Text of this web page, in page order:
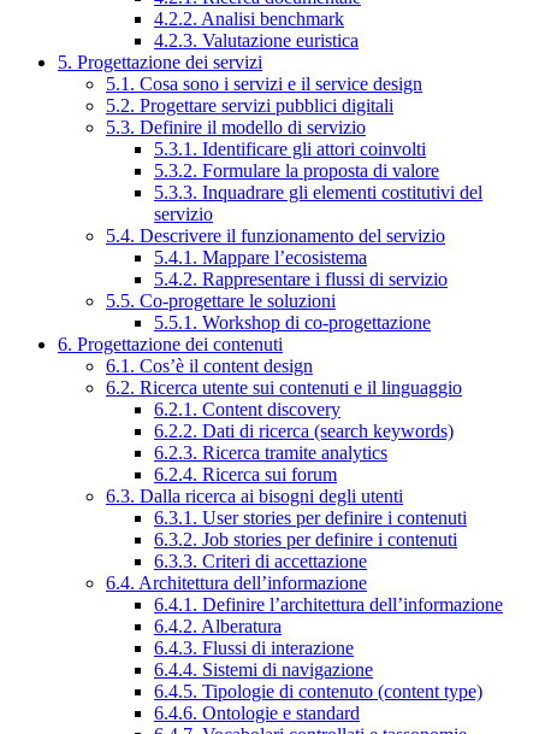
4.2.2. Analisi benchmark
4.2.3. Valutazione euristica
5. Progettazione dei servizi
5.1. Cosa sono i servizi e il service design
5.2. Progettare servizi pubblici digitali
5.3. Definire il modello di servizio
5.3.1. Identificare gli attori coinvolti
5.3.2. Formulare la proposta di valore
5.3.3. Inquadrare gli elementi costitutivi del
servizio
5.4. Descrivere il funzionamento del servizio
5.4.1. Mappare l’ecosistema
5.4.2. Rappresentare i flussi di servizio
5.5. Co-progettare le soluzioni
5.5.1. Workshop di co-progettazione
6. Progettazione dei contenuti
6.1. Cos’è il content design
6.2. Ricerca utente sui contenuti e il linguaggio
6.2.1. Content discovery
6.2.2. Dati di ricerca (search keywords)
6.2.3. Ricerca tramite analytics
6.2.4. Ricerca sui forum
6.3. Dalla ricerca ai bisogni degli utenti
6.3.1. User stories per definire i contenuti
6.3.2. Job stories per definire i contenuti
6.3.3. Criteri di accettazione
6.4. Architettura dell’informazione
6.4.1. Definire l’architettura dell’informazione
6.4.2. Alberatura
6.4.3. Flussi di interazione
6.4.4. Sistemi di navigazione
6.4.5. Tipologie di contenuto (content type)
6.4.6. Ontologie e standard